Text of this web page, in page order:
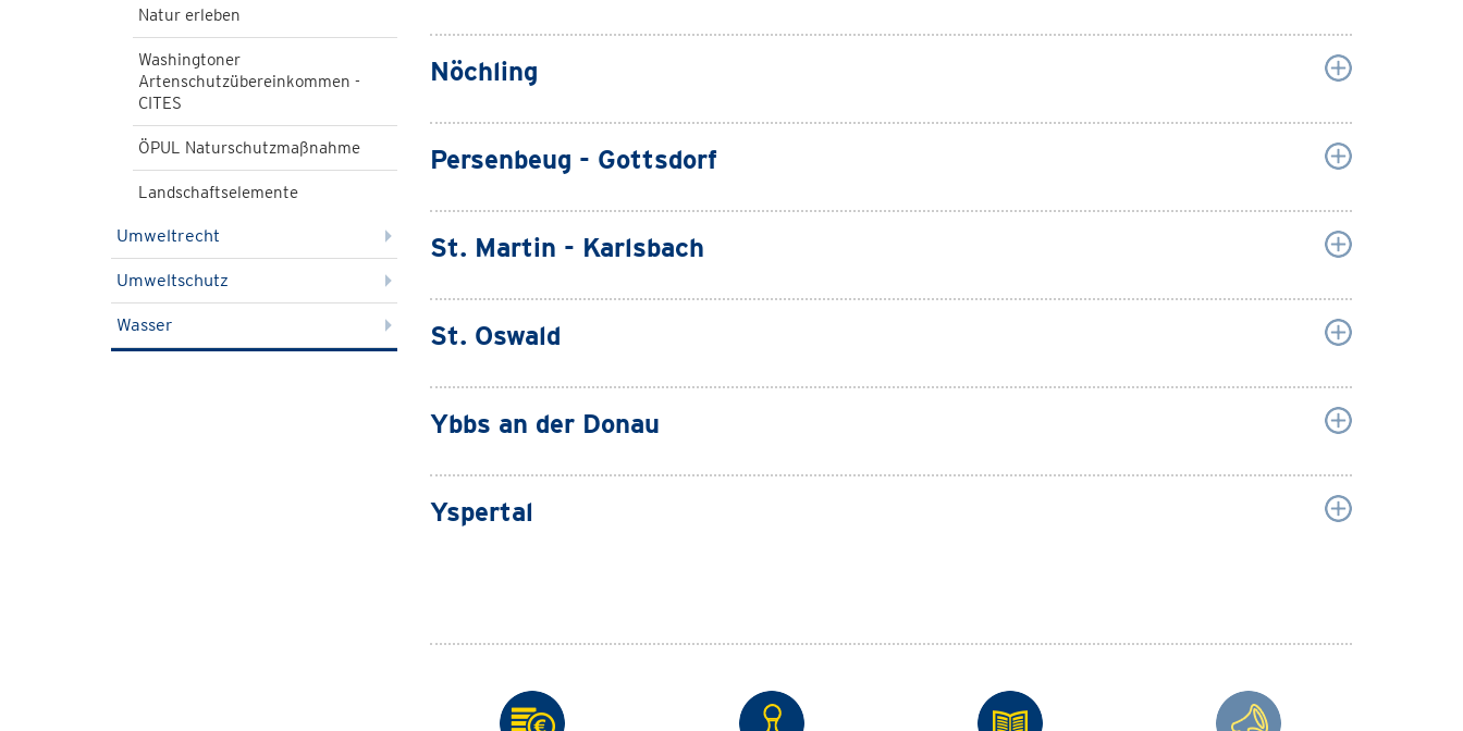
Natur erleben
Washingtoner
Artenschutzübereinkommen -
CITES
ÖPUL Naturschutzmaßnahme
Landschaftselemente
Umweltrecht
Umweltschutz
Wasser
Nöchling
Persenbeug - Gottsdorf
St. Martin - Karlsbach
St. Oswald
Ybbs an der Donau
Yspertal